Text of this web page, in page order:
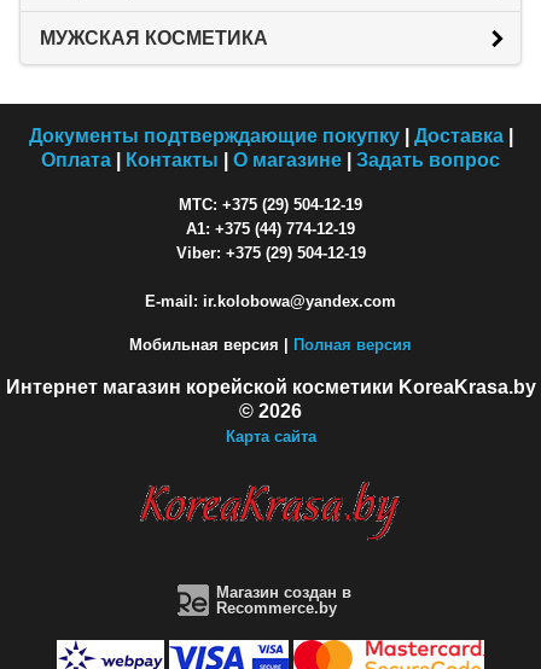
МУЖСКАЯ КОСМЕТИКА
Документы подтверждающие покупку| Доставка|
Оплата
Контакты О магазине Задать вопрос
МТС: +375 (29) 504-12-19
A1: +375 (44) 774-12-19
Viber: +375 (29) 504-12-19
E-mail: ir.kolobowa@yandex.com
Мобильная версия | Полная версия
Интернет магазин корейской косметики KoreaKrasa.by
© 2026
Карта сайта
Магазин создан в
Recommerce.by